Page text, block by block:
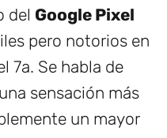
del Google Pixel
pero notorios en
7a. Se habla de
sensación más
un mayor